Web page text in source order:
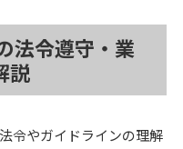
法令遵守・業
説
令やガイドラインの理解